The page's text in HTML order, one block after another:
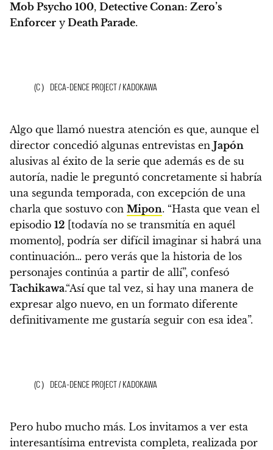
Mob Psycho 100, Detective Conan: Zero’s
Enforcer y Death Parade.
(C）DECA-DENCE PROJECT / KADOKAWA
Algo que llamó nuestra atención es que, aunque el
director concedió algunas entrevistas en Japón
alusivas al éxito de la serie que además es de su
autoría, nadie le preguntó concretamente si habría
una segunda temporada, con excepción de una
charla que sostuvo con Mipon. “Hasta que vean el
episodio 12 [todavía no se transmitía en aquél
momento], podría ser difícil imaginar si habrá una
continuación… pero verás que la historia de los
personajes continúa a partir de allí”, confesó
Tachikawa.“Así que tal vez, si hay una manera de
expresar algo nuevo, en un formato diferente
definitivamente me gustaría seguir con esa idea”.
(C）DECA-DENCE PROJECT / KADOKAWA
Pero hubo mucho más. Los invitamos a ver esta
interesantísima entrevista completa, realizada por